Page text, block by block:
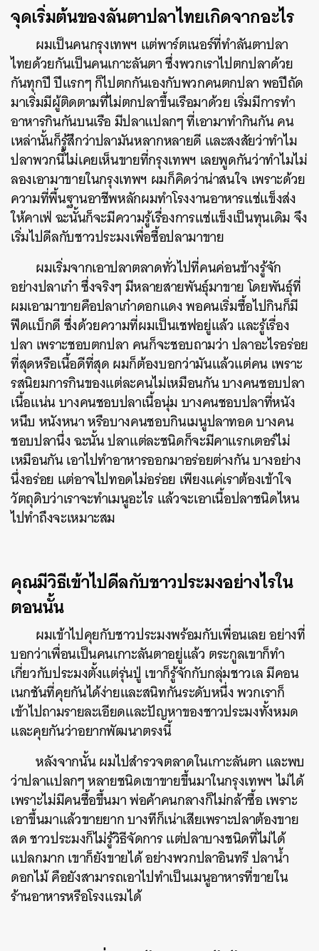
จุดเริ่มต้นของลันตาปลาไทยเกิดจากอะไร
ผมเป็นคนกรุงเทพฯ แต่พาร์ตเนอร์ที่ทำลันตาปลา
ไทยด้วยกันเป็นคนเกาะลันตา ซึ่งพวกเราไปตกปลาด้วย
กันทุกปี ปีแรกๆ ก็ไปตกกันเองกับพวกคนตกปลา พอปีถัด
มาเริ่มมีผู้ติดตามที่ไม่ตกปลาขึ้นเรือมาด้วย เริ่มมีการทำ
อาหารกินกันบนเรือ มีปลาแปลกๆ ที่เอามาทำกินกัน คน
เหล่านั้นก็รู้สึกว่าปลามันหลากหลายดี และสงสัยว่าทำไม
ปลาพวกนี้ไม่เคยเห็นขายที่กรุงเทพฯ เลยพูดกันว่าทำไมไม่
ลองเอามาขายในกรุงเทพฯ ผมก็คิดว่าน่าสนใจ เพราะด้วย
ความที่พื้นฐานอาชีพหลักผมทำโรงงานอาหารแช่แข็งส่ง
ให้คาเฟ่ ฉะนั้นก็จะมีความรู้เรื่องการแช่แข็งเป็นทุนเดิม จึง
เริ่มไปดีลกับชาวประมงเพื่อซื้อปลามาขาย
ผมเริ่มจากเอาปลาตลาดทั่วไปที่คนค่อนข้างรู้จัก
อย่างปลาเก๋า ซึ่งจริงๆ มีหลายสายพันธุ์มาขาย โดยพันธุ์ที่
ผมเอามาขายคือปลาเก๋าดอกแดง พอคนเริ่มซื้อไปกินก็มี
ฟีดแบ็กดี ซึ่งด้วยความที่ผมเป็นเชฟอยู่แล้ว และรู้เรื่อง
ปลา เพราะชอบตกปลา คนก็จะชอบถามว่า ปลาอะไรอร่อย
ที่สุดหรือเนื้อดีที่สุด ผมก็ต้องบอกว่ามันแล้วแต่คน เพราะ
รสนิยมการกินของแต่ละคนไม่เหมือนกัน บางคนชอบปลา
เนื้อแน่น บางคนชอบปลาเนื้อนุ่ม บางคนชอบปลาที่หนัง
หนึบ หนังหนา หรือบางคนชอบกินเมนูปลาทอด บางคน
ชอบปลานึ่ง ฉะนั้น ปลาแต่ละชนิดก็จะมีคาแรกเตอร์ไม่
เหมือนกัน เอาไปทำอาหารออกมาอร่อยต่างกัน บางอย่าง
นึ่งอร่อย แต่อาจไปทอดไม่อร่อย เพียงแค่เราต้องเข้าใจ
วัตถุดิบว่าเราจะทำเมนูอะไร แล้วจะเอาเนื้อปลาชนิดไหน
ไปทำถึงจะเหมาะสม
คุณมีวิธีเข้าไปดีลกับชาวประมงอย่างไรใน
ตอนนั้น
ผมเข้าไปคุยกับชาวประมงพร้อมกับเพื่อนเลย อย่างที่
บอกว่าเพื่อนเป็นคนเกาะลันตาอยู่แล้ว ตระกูลเขาก็ทำ
เกี่ยวกับประมงตั้งแต่รุ่นปู่ เขาก็รู้จักกับกลุ่มชาวเล มีคอน
เนกชันที่คุยกันได้ง่ายและสนิทกันระดับหนึ่ง พวกเราก็
เข้าไปถามรายละเอียดและปัญหาของชาวประมงทั้งหมด
และคุยกันว่าอยากพัฒนาตรงนี้
หลังจากนั้น ผมไปสำรวจตลาดในเกาะลันตา และพบ
ว่าปลาแปลกๆ หลายชนิดเขาขายขึ้นมาในกรุงเทพฯ ไม่ได้
เพราะไม่มีคนซื้อขึ้นมา พ่อค้าคนกลางก็ไม่กล้าซื้อ เพราะ
เอาขึ้นมาแล้วขายยาก บางทีก็เน่าเสียเพราะปลาต้องขาย
สด ชาวประมงก็ไม่รู้วิธีจัดการ แต่ปลาบางชนิดที่ไม่ได้
แปลกมาก เขาก็ยังขายได้ อย่างพวกปลาอินทรี ปลาน้ำ
ดอกไม้ คือยังสามารถเอาไปทำเป็นเมนูอาหารที่ขายใน
ร้านอาหารหรือโรงแรมได้